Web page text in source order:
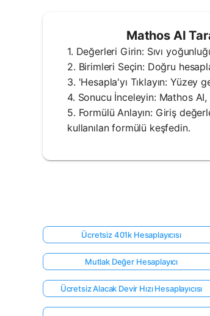
Mathos AI
1. Değerleri Girin: Sıvı
2. Birimleri Seçin: Doğru
3. 'Hesapla'yı Tıklayın: Yüzey
4. Sonucu İnceleyin: Mathos
5. Formülü Anlayın: Giriş
kullanılan formülü keşfedin.
Ücretsiz 401k Hesaplayıcısı
Mutlak Değer Hesaplayıcı
Ücretsiz Alacak Devir Hızı Hesaplayıcısı